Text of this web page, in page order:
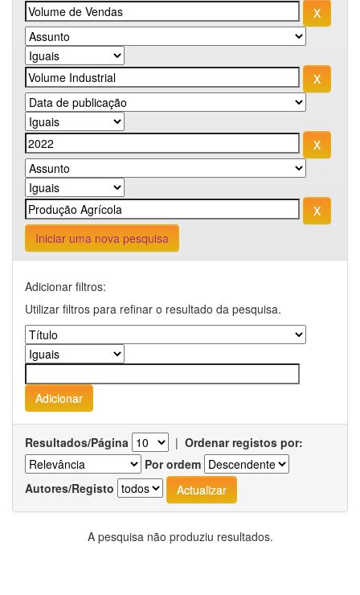
Iniciar uma nova pesquisa
Adicionar filtros:
Utilizar filtros para refinar o resultado da pesquisa.
Resultados/Página | Ordenar registos por:
Por ordem
Autores/Registo
A pesquisa não produziu resultados.